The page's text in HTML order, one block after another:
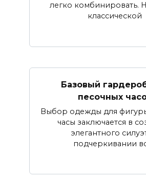
легко комбинировать.
классической
Базовый
песочных
Выбор одежды для
часы заключается в
элегантного
подчеркивании